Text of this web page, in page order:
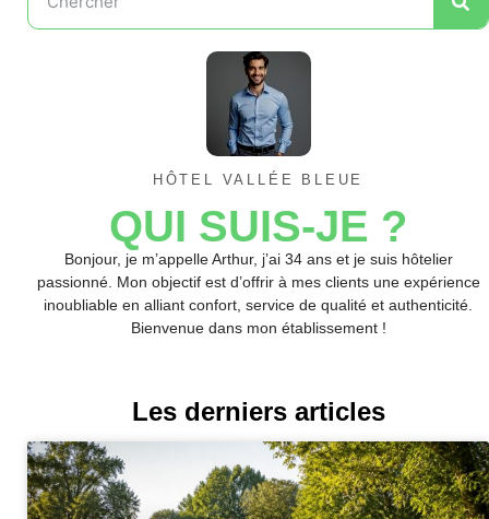
HÔTEL VALLÉE BLEUE
QUI SUIS-JE ?
Bonjour, je m’appelle Arthur, j’ai 34 ans et je suis hôtelier
passionné. Mon objectif est d’offrir à mes clients une expérience
inoubliable en alliant confort, service de qualité et authenticité.
Bienvenue dans mon établissement !
Les derniers articles